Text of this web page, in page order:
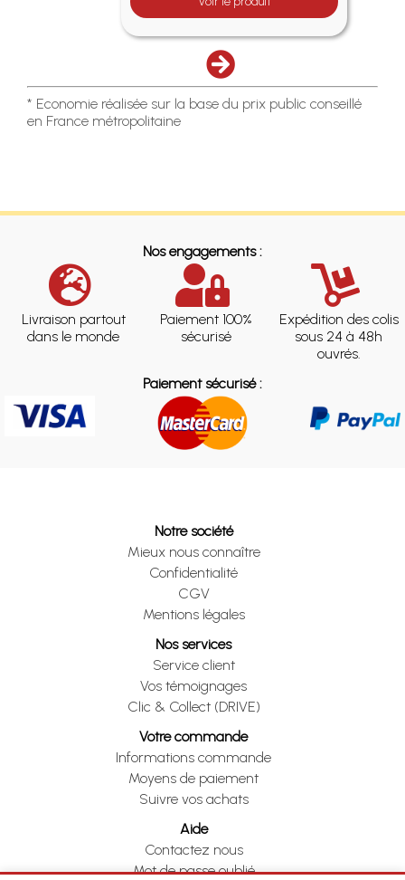
* Economie réalisée sur la base du prix public conseillé
en France métropolitaine
Nos engagements :
Livraison partout
dans le monde
Paiement 100%
sécurisé
Expédition des colis
sous 24 à 48h
ouvrés.
Paiement sécurisé :
Notre société
Mieux nous connaître
Confidentialité
CGV
Mentions légales
Nos services
Service client
Vos témoignages
Clic & Collect (DRIVE)
Votre commande
Informations commande
Moyens de paiement
Suivre vos achats
Aide
Contactez nous
Mot de passe oublié